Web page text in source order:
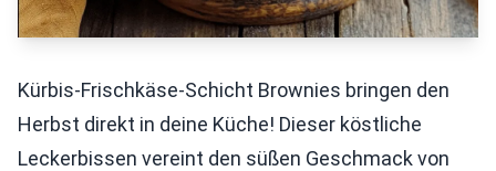
Kürbis-Frischkäse-Schicht Brownies bringen den
Herbst direkt in deine Küche! Dieser köstliche
Leckerbissen vereint den süßen Geschmack von